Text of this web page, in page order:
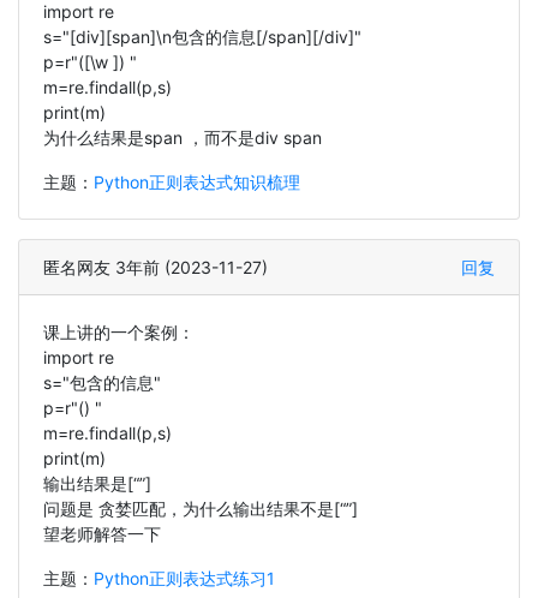
import re
s="[div][span]\n包含的信息[/span][/div]"
p=r"([\w ]) "
m=re.findall(p,s)
print(m)
为什么结果是span ，而不是div span
主题： Python正则表达式知识梳理
匿名网友 3年前 (2023-11-27) 回复
课上讲的一个案例：
import re
s="包含的信息"
p=r"() "
m=re.findall(p,s)
print(m)
输出结果是[“”]
问题是 贪婪匹配，为什么输出结果不是[“”]
望老师解答一下
主题： Python正则表达式练习1